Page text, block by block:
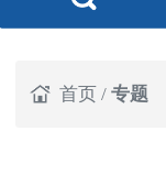
首页 / 专题